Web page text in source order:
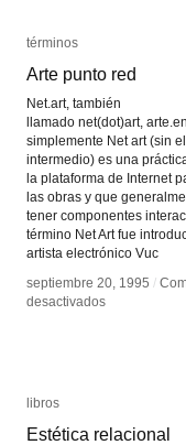
términos
Arte punto red
Net.art, también
llamado net(dot)art,
simplemente Net art (sin
intermedio) es una
la plataforma de Internet
las obras y que
tener componentes
término Net Art fue
artista electrónico Vuc
septiembre 20, 1995 /
desactivadosen
términos
Arte punto red
septiembre 20, 1995 /
desactivadosen
libros
Estética relacional
libros
Estética relacional